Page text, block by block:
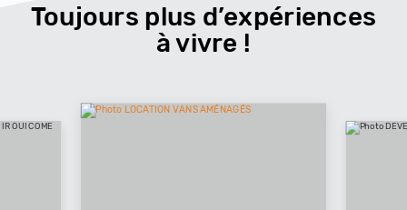
Toujours plus d’expériences
à vivre !